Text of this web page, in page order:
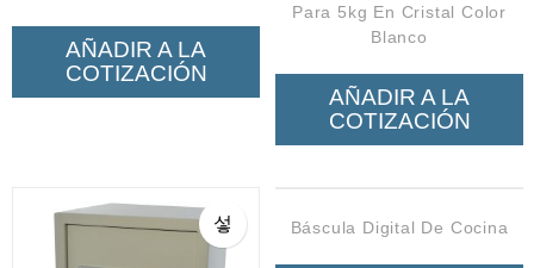
AÑADIR A LA
COTIZACIÓN
Para 5kg En Cristal Color
Blanco
AÑADIR A LA
COTIZACIÓN
Báscula Digital De Cocina